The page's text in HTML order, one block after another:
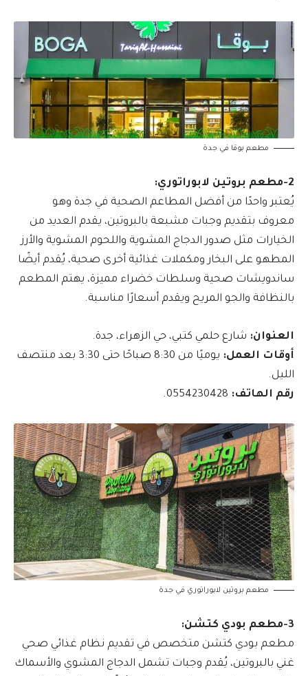
مطعم بوقا في جدة
2-مطعم بروتين لابوراتوري:
يُعتبر واحدًا من أفضل المطاعم الصحية في جدة وهو
معروف بتقديم وجبات مشبعة بالبروتين، يقدم العديد من
الخيارات مثل صدور الدجاج المشوية واللحوم المشوية والأرز
المطهو على البخار ومكملات غذائية أخرى صحية، يُقدم أيضًا
ساندويشات صحية وسلطات خضراء مميزة، يهتم المطعم
بالنظافة والجو المريح ويقدم أسعارًا مناسبة.
العنوان: شارع حلمي كتبي، حي الزهراء، جدة.
أوقات العمل:
يوميًا من 8:30 صباحًا حتى 3:30 بعد منتصف
الليل.
رقم الهاتف:
مطعم بروتين لابوراتوري في جدة
3-مطعم بودي كتشن:
مطعم بودي كتشن متخصص في تقديم نظام غذائي صحي
غني بالبروتين، يُقدم وجبات تشمل الدجاج المشوي والأسماك